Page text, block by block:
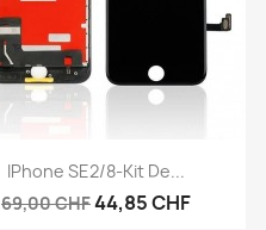
Aperçu rapide
IPhone SE2/8-Kit De...
69,00 CHF44,85 CHF